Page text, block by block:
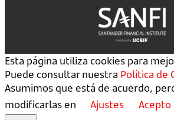
Esta página utiliza cookies para
Puede consultar nuestra Política de
Asumimos que está de acuerdo,
modificarlas en
Ajustes Acepto